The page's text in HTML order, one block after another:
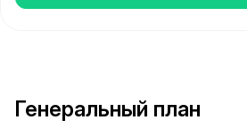
Генеральный план